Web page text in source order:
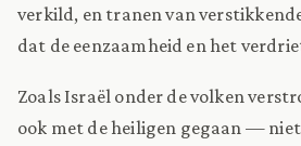
verkild, en tranen van
dat de eenzaamheid en het
Zoals Israël onder de volken
ook met de heiligen gegaan —